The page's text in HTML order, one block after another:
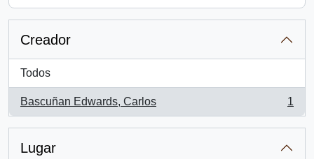
Creador
Todos
Bascuñan Edwards, Carlos
, 1 resultados
1
Lugar